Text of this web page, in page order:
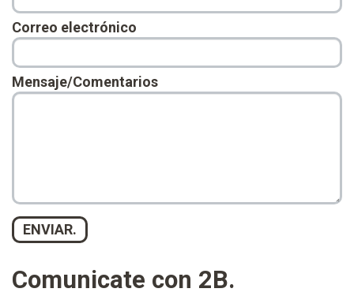
Correo electrónico
Mensaje/Comentarios
Comunicate con 2B.